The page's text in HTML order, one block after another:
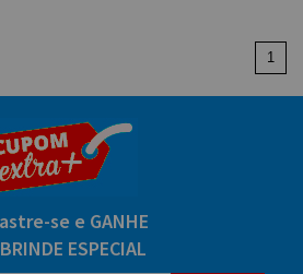
1
se e GANHE
ESPECIAL